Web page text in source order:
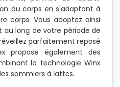
du corps en s'adaptant à
corps. Vous adoptez ainsi
au long de votre période de
parfaitement reposé
propose également des
la technologie Winx
sommiers à lattes.